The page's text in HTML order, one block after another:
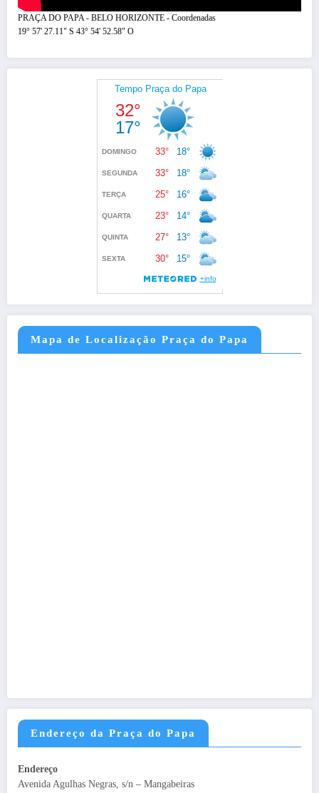
PRAÇA DO PAPA - BELO HORIZONTE - Coordenadas
19° 57' 27.11" S 43° 54' 52.58" O
Mapa de Localização Praça do Papa
Endereço da Praça do Papa
Endereço
Avenida Agulhas Negras, s/n – Mangabeiras